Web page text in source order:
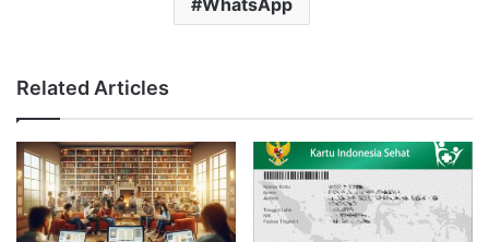
WhatsApp
Related Articles